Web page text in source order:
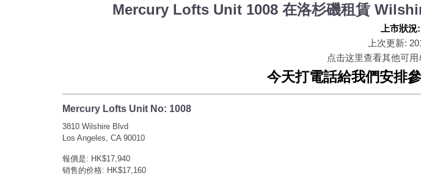
Mercury Lofts Unit 1008 在洛杉磯租賃
上市狀況:
上次更新:
点击这里查看其他可用
今天打電話給我們安排
Mercury Lofts Unit No: 1008
3810 Wilshire Blvd
Los Angeles, CA 90010
報價是: HK$17,940
销售的价格: HK$17,160